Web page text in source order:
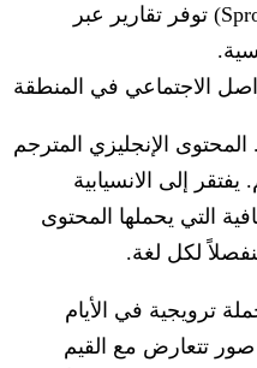
أو سبراوت سوشيال (Sprout Social) توفر تقارير عبر
الاجتماعي في المنطقة
المحتوى الإنجليزي المترجم
إلى الانسيابية
التي يحملها المحتوى
لكل لغة.
ترويجية في الأيام
تتعارض مع القيم